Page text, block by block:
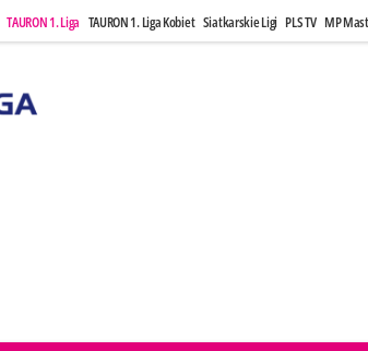
TAURON 1. Liga TAURON 1. Liga Kobiet Siatkarskie Ligi PLS TV MP